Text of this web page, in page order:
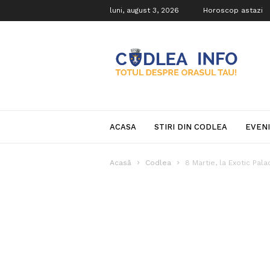
luni, august 3, 2026 Horoscop astazi
Info
ACASA STIRI DIN CODLEA
Acasă Codlea 8 Martie, la Exotic